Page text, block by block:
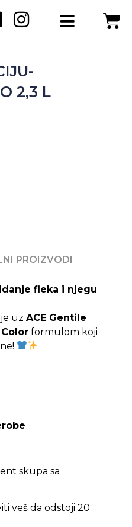
2,3 L
PROIZVODI
fleka i njegu
uz ACE Gentile
formulom koji
skupa sa
veš da odstoji 20